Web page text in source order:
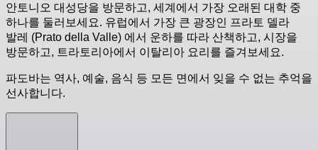
안토니오 대성당을 방문하고, 세계에서 가장 오래된 대학 중
하나를 둘러보세요. 유럽에서 가장 큰 광장인 프라토 델라
발레 (Prato della Valle) 에서 운하를 따라 산책하고, 시장을
방문하고, 트라토리아에서 이탈리아 요리를 즐겨보세요.
파도바는 역사, 예술, 음식 등 모든 면에서 잊을 수 없는 추억을
선사합니다.